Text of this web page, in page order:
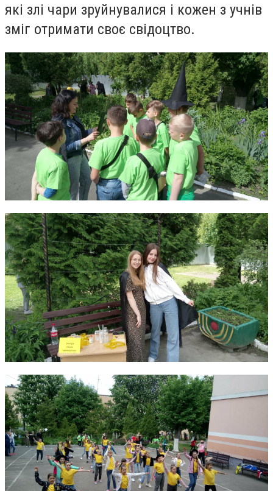
які злі чари зруйнувалися і кожен з учнів
зміг отримати своє свідоцтво.